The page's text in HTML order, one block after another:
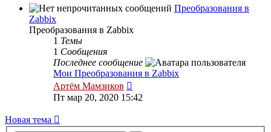
сообщениюПреобразования в
Zabbix
Преобразования в Zabbix
1 Темы
1 Сообщения
Последнее сообщение
Мои Преобразования в Zabbix
Артём Мамзиков
к
Пт мар 20, 2020 15:42
Новая тема